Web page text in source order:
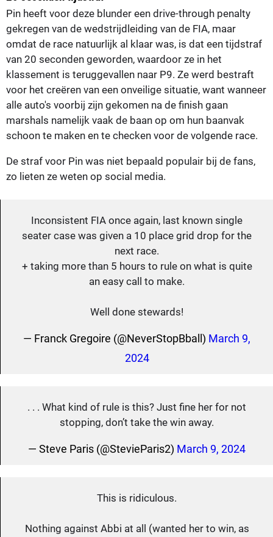
Pin heeft voor deze blunder een drive-through penalty
gekregen van de wedstrijdleiding van de FIA, maar
omdat de race natuurlijk al klaar was, is dat een tijdstraf
van 20 seconden geworden, waardoor ze in het
klassement is teruggevallen naar P9. Ze werd bestraft
voor het creëren van een onveilige situatie, want wanneer
alle auto's voorbij zijn gekomen na de finish gaan
marshals namelijk vaak de baan op om hun baanvak
schoon te maken en te checken voor de volgende race.
De straf voor Pin was niet bepaald populair bij de fans,
zo lieten ze weten op social media.
Inconsistent FIA once again, last known single
seater case was given a 10 place grid drop for the
next race.
+ taking more than 5 hours to rule on what is quite
an easy call to make.
Well done stewards!
— Franck Gregoire (@NeverStopBball) March 9,
2024
. . . What kind of rule is this? Just fine her for not
stopping, don’t take the win away.
— Steve Paris (@StevieParis2) March 9, 2024
This is ridiculous.
Nothing against Abbi at all (wanted her to win, as